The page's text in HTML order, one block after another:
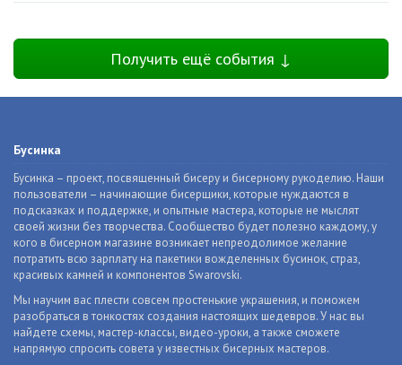
Получить ещё события ↓
Бусинка
Бусинка – проект, посвященный бисеру и бисерному рукоделию. Наши
пользователи – начинающие бисерщики, которые нуждаются в
подсказках и поддержке, и опытные мастера, которые не мыслят
своей жизни без творчества. Сообщество будет полезно каждому, у
кого в бисерном магазине возникает непреодолимое желание
потратить всю зарплату на пакетики вожделенных бусинок, страз,
красивых камней и компонентов Swarovski.
Мы научим вас плести совсем простенькие украшения, и поможем
разобраться в тонкостях создания настоящих шедевров. У нас вы
найдете схемы, мастер-классы, видео-уроки, а также сможете
напрямую спросить совета у известных бисерных мастеров.